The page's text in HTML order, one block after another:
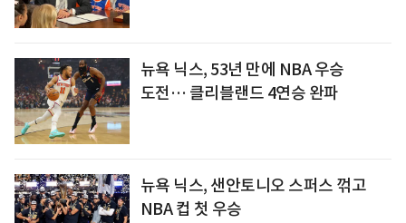
뉴욕 닉스, 53년 만에 NBA 우승
도전… 클리블랜드 4연승 완파
뉴욕 닉스, 샌안토니오 스퍼스 꺾고
NBA 컵 첫 우승